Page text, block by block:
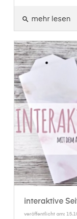
search mehr lesen
interaktive
veröffentlicht am: